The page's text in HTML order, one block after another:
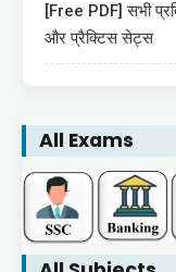
[Free PDF] सभी
और प्रैक्टिस सेट्स
All Exams